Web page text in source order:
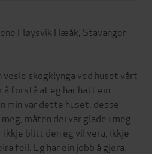
Fløysvik Hæåk, Stavanger
vesle skogklynga ved huset vårt
å forstå at eg har hatt ein
min var dette huset, desse
måten dei var glade i meg
ikkje blitt den eg vil vera, ikkje
feil. Eg har ein jobb å gjera.